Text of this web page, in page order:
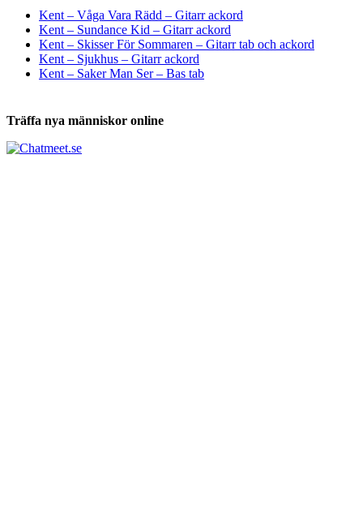
Kent – Våga Vara Rädd – Gitarr ackord
Kent – Sundance Kid – Gitarr ackord
Kent – Skisser För Sommaren – Gitarr tab och ackord
Kent – Sjukhus – Gitarr ackord
Kent – Saker Man Ser – Bas tab
Träffa nya människor online